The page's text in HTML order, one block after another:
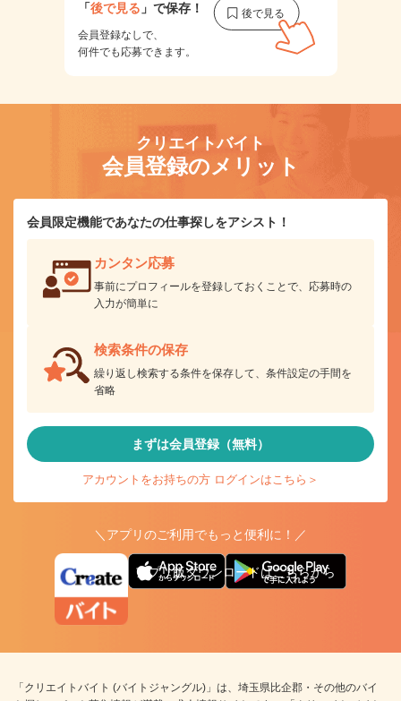
「後で見る 」で保存！
会員登録なしで、
何件でも応募できます。
クリエイトバイト
会員登録のメリット
会員限定機能であなたの仕事探しをアシスト！
カンタン応募
事前にプロフィールを登録しておくことで、応募時の
入力が簡単に
検索条件の保存
繰り返し検索する条件を保存して、条件設定の手間を
省略
まずは会員登録（無料）
アカウントをお持ちの方 ログインはこちら＞
＼アプリのご利用でもっと便利に！／
アプリ版ダウンロードはこちらから
「クリエイトバイト (バイトジャングル)」は、埼玉県比企郡・その他のバイ